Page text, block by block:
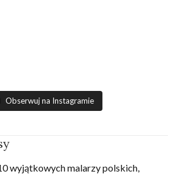
Obserwuj na Instagramie
wyjątkowych malarzy polskich,